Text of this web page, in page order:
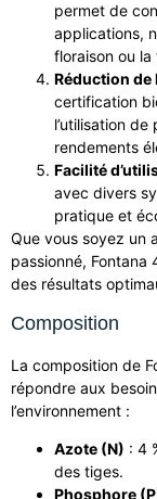
permet de
applications,
floraison ou
Réduction de
certification
l’utilisation
rendements
Facilité
avec divers
pratique et
Que vous soyez un
passionné, Fontana
des résultats
Composition
La composition de
répondre aux
l’environnement :
Azote (N) : 4
des tiges.
Phosphore